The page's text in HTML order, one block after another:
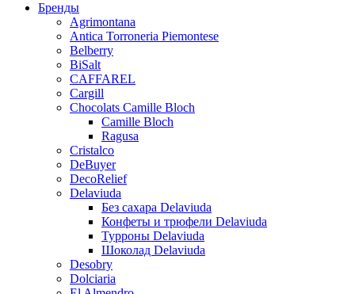
Бренды
Agrimontana
Antica Torroneria Piemontese
Belberry
BiSalt
CAFFAREL
Cargill
Chocolats Camille Bloch
Camille Bloch
Ragusa
Cristalco
DeBuyer
DecoRelief
Delaviuda
Без сахара Delaviuda
Конфеты и трюфели Delaviuda
Турроны Delaviuda
Шоколад Delaviuda
Desobry
Dolciaria